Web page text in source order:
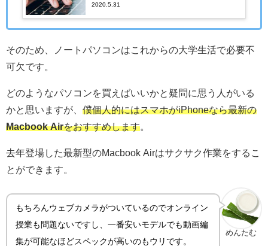
2020.5.31
そのため、ノートパソコンはこれからの大学生活で必要不
可欠です。
どのようなパソコンを買えばいいかと疑問に思う人がいる
かと思いますが、 僕個人的にはスマホがiPhoneなら最新の
Macbook Airをおすすめします。
去年登場した最新型のMacbook Airはサクサク作業をするこ
とができます。
めんたむ
もちろんウェブカメラがついているのでオンライン
授業も問題ないですし、一番安いモデルでも動画編
集が可能なほどスペックが高いのもウリです。